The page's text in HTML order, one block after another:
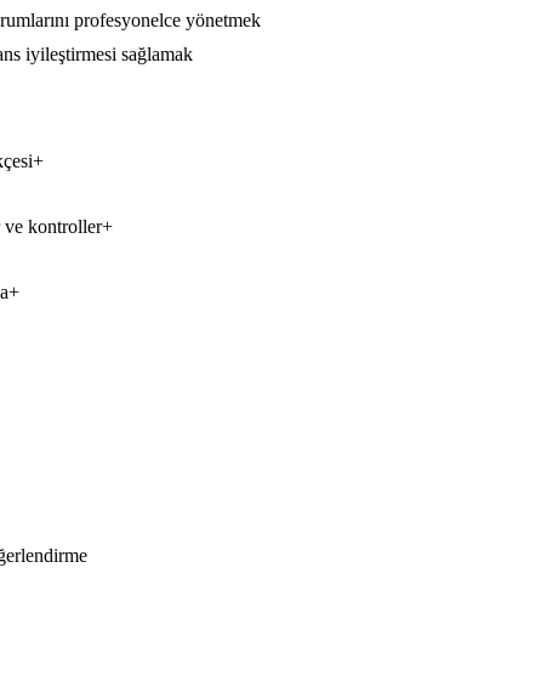
profesyonelce yönetmek
iyileştirmesi sağlamak
+
ve kontroller+
+